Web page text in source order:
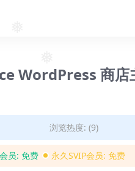
❅
WordPress 商店
浏览热度: (9)
员: 免费 永久SVIP会员: 免费